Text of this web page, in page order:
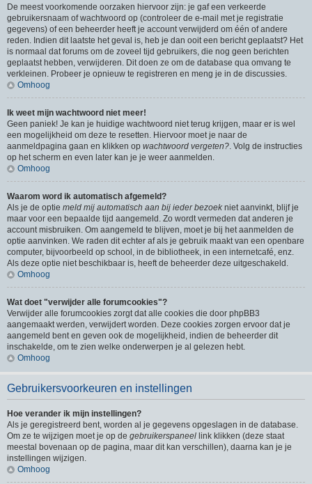
De meest voorkomende oorzaken hiervoor zijn: je gaf een verkeerde
gebruikersnaam of wachtwoord op (controleer de e-mail met je registratie
gegevens) of een beheerder heeft je account verwijderd om één of andere
reden. Indien dit laatste het geval is, heb je dan ooit een bericht geplaatst? Het
is normaal dat forums om de zoveel tijd gebruikers, die nog geen berichten
geplaatst hebben, verwijderen. Dit doen ze om de database qua omvang te
verkleinen. Probeer je opnieuw te registreren en meng je in de discussies.
Omhoog
Ik weet mijn wachtwoord niet meer!
Geen paniek! Je kan je huidige wachtwoord niet terug krijgen, maar er is wel
een mogelijkheid om deze te resetten. Hiervoor moet je naar de
aanmeldpagina gaan en klikken op wachtwoord vergeten?. Volg de instructies
op het scherm en even later kan je je weer aanmelden.
Omhoog
Waarom word ik automatisch afgemeld?
Als je de optie meld mij automatisch aan bij ieder bezoek niet aanvinkt, blijf je
maar voor een bepaalde tijd aangemeld. Zo wordt vermeden dat anderen je
account misbruiken. Om aangemeld te blijven, moet je bij het aanmelden de
optie aanvinken. We raden dit echter af als je gebruik maakt van een openbare
computer, bijvoorbeeld op school, in de bibliotheek, in een internetcafé, enz.
Als deze optie niet beschikbaar is, heeft de beheerder deze uitgeschakeld.
Omhoog
Wat doet "verwijder alle forumcookies"?
Verwijder alle forumcookies zorgt dat alle cookies die door phpBB3
aangemaakt werden, verwijdert worden. Deze cookies zorgen ervoor dat je
aangemeld bent en geven ook de mogelijkheid, indien de beheerder dit
inschakelde, om te zien welke onderwerpen je al gelezen hebt.
Omhoog
Gebruikersvoorkeuren en instellingen
Hoe verander ik mijn instellingen?
Als je geregistreerd bent, worden al je gegevens opgeslagen in de database.
Om ze te wijzigen moet je op de gebruikerspaneel link klikken (deze staat
meestal bovenaan op de pagina, maar dit kan verschillen), daarna kan je je
instellingen wijzigen.
Omhoog